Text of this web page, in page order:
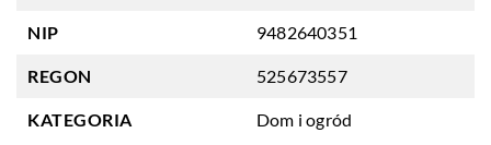
NIP 9482640351
REGON 525673557
KATEGORIA Dom i ogród